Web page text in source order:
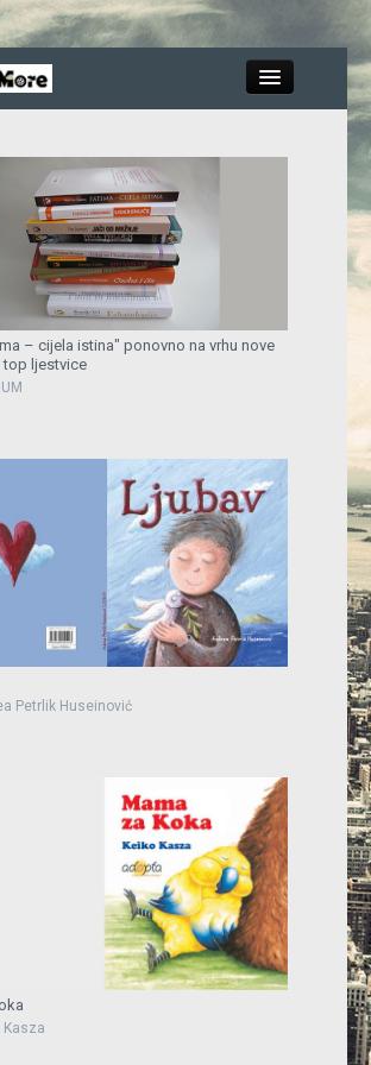
– cijela istina" ponovno na vrhu nove
top ljestvice
Petrlik Huseinović
Kasza